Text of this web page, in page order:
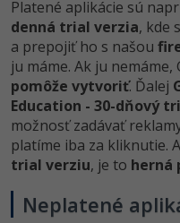
Platené aplikácie sú
denná trial verzia, kde
a prepojiť ho s našou
ju máme. Ak ju
pomôže vytvoriť. Ďalej
Education - 30-dňový
možnosť zadávať
platíme iba za kliknutie.
trial verziu, je to herná
Neplatené